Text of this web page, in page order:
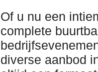
Of u nu een
complete
diverse aanbod